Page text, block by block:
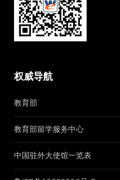
权威导航
教育部
教育部留学服务中心
中国驻外大使馆一览表